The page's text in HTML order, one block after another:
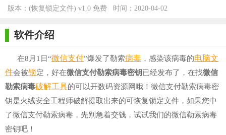
版本：(恢复锁定文件) v1.0 免费
时间：2020-04-02
软件介绍
在8月1日“微信支付”爆发了勒索病毒 ，感染该病毒的电脑文
件会被锁定，好在微信支付勒索病毒密钥已经发布了，在找微信
勒索病毒破解工具的可以开数码资源网哦！微信支付勒索病毒密
钥是火绒安全工程师破解提取出来的可恢复锁定文件，如果您中
了微信支付勒索病毒，先别急着交钱，试试我们的微信勒索病毒
密钥吧！